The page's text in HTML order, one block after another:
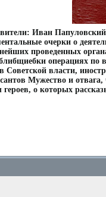
Иван
очерки о
проведенных
операциях
Советской власти,
Мужество и отвага,
героев, о которых